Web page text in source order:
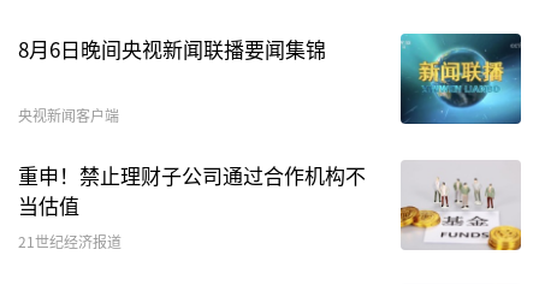
8月6日晚间央视新闻联播要闻集锦
央视新闻客户端
重申！禁止理财子公司通过合作机构不
当估值
21世纪经济报道